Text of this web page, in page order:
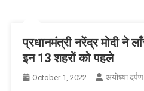
प्रधानमंत्री नरेंद्र मोदी ने
इन 13 शहरों को पहले
October 1, 2022 अयोध्या दर्पण